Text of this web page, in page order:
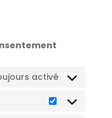
activé
Préférences